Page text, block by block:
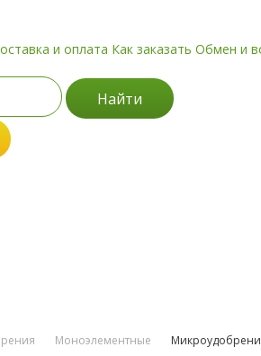
и оплата Как заказать Обмен и
Найти
Моноэлементные